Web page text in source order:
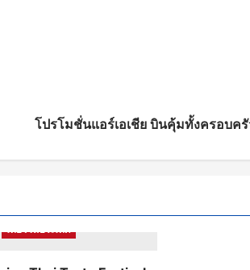
โปรโมชั่นแอร์เอเชีย บินคุ้มทั้งครอบค
เที่ยวในประเทศ